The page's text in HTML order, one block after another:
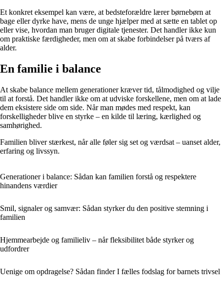
Et konkret eksempel kan være, at bedsteforældre lærer børnebørn at
bage eller dyrke have, mens de unge hjælper med at sætte en tablet op
eller vise, hvordan man bruger digitale tjenester. Det handler ikke kun
om praktiske færdigheder, men om at skabe forbindelser på tværs af
alder.
En familie i balance
At skabe balance mellem generationer kræver tid, tålmodighed og vilje
til at forstå. Det handler ikke om at udviske forskellene, men om at lade
dem eksistere side om side. Når man mødes med respekt, kan
forskelligheder blive en styrke – en kilde til læring, kærlighed og
samhørighed.
Familien bliver stærkest, når alle føler sig set og værdsat – uanset alder,
erfaring og livssyn.
Generationer i balance: Sådan kan familien forstå og respektere
hinandens værdier
Smil, signaler og samvær: Sådan styrker du den positive stemning i
familien
Hjemmearbejde og familieliv – når fleksibilitet både styrker og
udfordrer
Uenige om opdragelse? Sådan finder I fælles fodslag for barnets trivsel